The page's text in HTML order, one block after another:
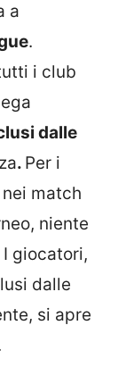
a
.
i club
dalle
. Per i
match
niente
I giocatori,
dalle
si apre